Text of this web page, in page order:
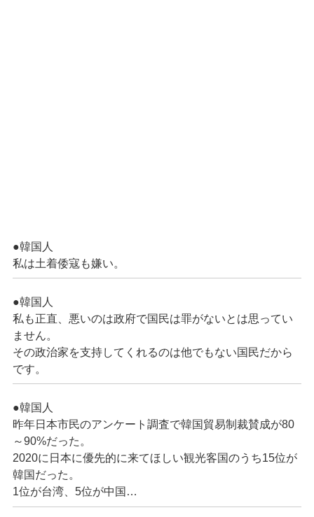
●韓国人
私は土着倭寇も嫌い。
●韓国人
私も正直、悪いのは政府で国民は罪がないとは思ってい
ません。
その政治家を支持してくれるのは他でもない国民だから
です。
●韓国人
昨年日本市民のアンケート調査で韓国貿易制裁賛成が80
～90%だった。
2020に日本に優先的に来てほしい観光客国のうち15位が
韓国だった。
1位が台湾、5位が中国…